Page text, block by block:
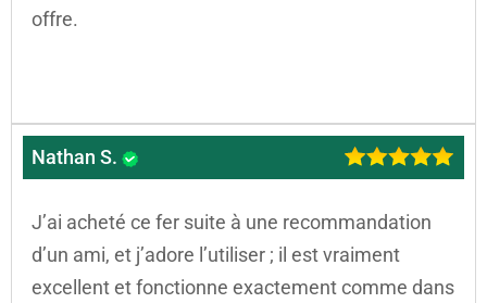
offre.
Nathan S.
J’ai acheté ce fer suite à une recommandation
d’un ami, et j’adore l’utiliser ; il est vraiment
excellent et fonctionne exactement comme dans